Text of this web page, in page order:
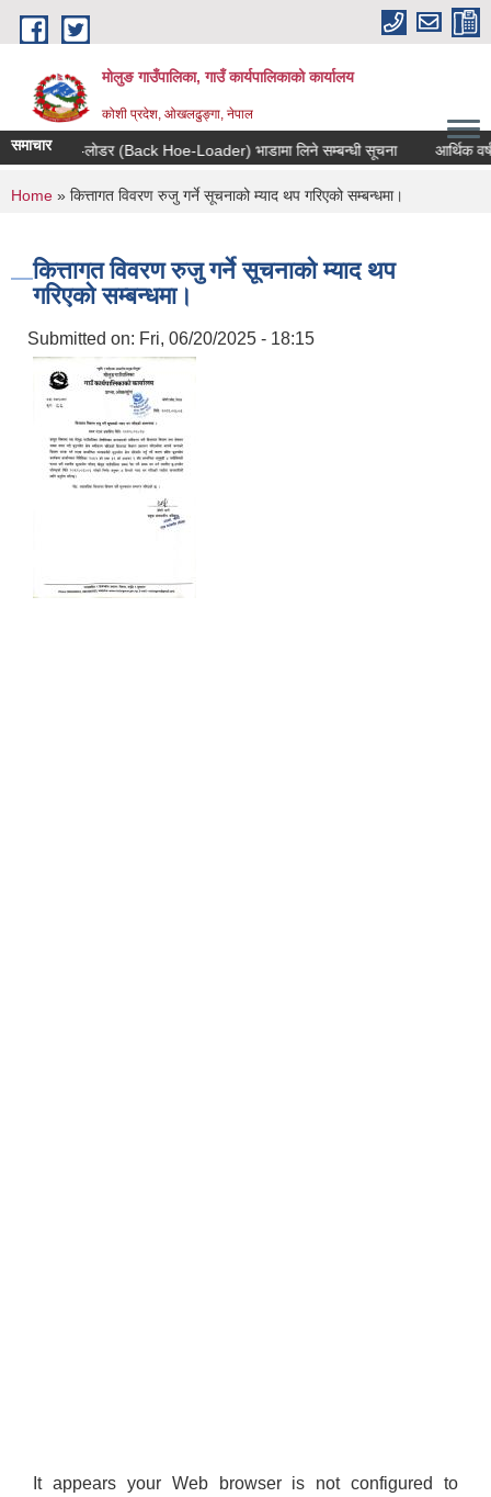
Skip to main content
मोलुङ गाउँपालिका, गाउँ कार्यपालिकाको कार्यालय
कोशी प्रदेश, ओखलढुङ्गा, नेपाल
समाचार
ब्याक हाे-लाेडर (Back Hoe-Loader) भाडामा लिने सम्बन्धी सूचना आर्थिक वर्ष
You are here
Home » कित्तागत विवरण रुजु गर्ने सूचनाको म्याद थप गरिएको सम्बन्धमा।
कित्तागत विवरण रुजु गर्ने सूचनाको म्याद थप
गरिएको सम्बन्धमा।
Submitted on: Fri, 06/20/2025 - 18:15
It appears your Web browser is not configured to